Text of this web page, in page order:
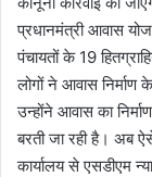
प्रधानमंत्री आवास
पंचायतों के 19
लोगों ने आवास निर्माण
उन्होंने आवास का
बरती जा रही है। अब
कार्यालय से एसडीएम